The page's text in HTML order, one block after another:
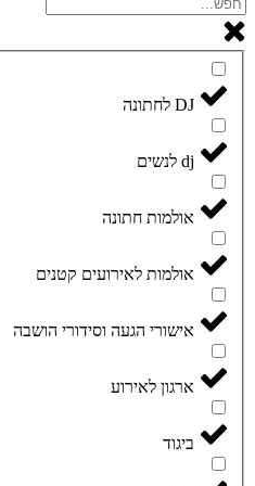
DJ לחתונה
dj לנשים
אולמות חתונה
אולמות לאירועים קטנים
אישורי הגעה וסידורי הושבה
ארגון לאירוע
ביגוד